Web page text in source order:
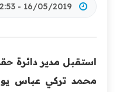
16/05/2019 - 12:53 مساءً
استقبل مدير دائرة